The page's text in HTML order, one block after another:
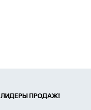
ЛИДЕРЫ ПРОДАЖ!